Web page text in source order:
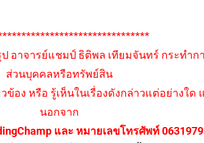
าจารย์แชมป์ ธิติพล เทียมจันทร์ กระทำก
ส่วนบุคคลหรือทรัพย์สิน
อง หรือ รู้เห็นในเรื่องดังกล่าวแต่อย่างใ
นอกจาก
และ หมายเลขโทรศัพท์